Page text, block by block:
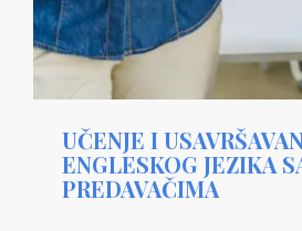
UČENJE I
ENGLESKOG JEZIKA
PREDAVAČIMA